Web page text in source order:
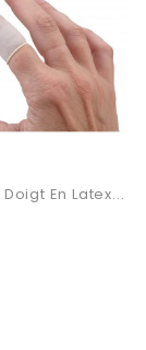
En Latex...